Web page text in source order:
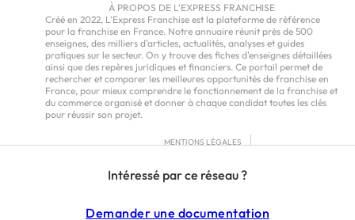
Intéressé par ce réseau ?
Demander une documentation
À PROPOS DE L'EXPRESS FRANCHISE
Créé en 2022, L'Express Franchise est la plateforme de référence
pour la franchise en France. Notre annuaire réunit près de 500
enseignes, des milliers d'articles, actualités, analyses et guides
pratiques sur le secteur. On y trouve des fiches d'enseignes détaillées
ainsi que des repères juridiques et financiers. Ce portail permet de
rechercher et comparer les meilleures opportunités de franchise en
France, pour mieux comprendre le fonctionnement de la franchise et
du commerce organisé et donner à chaque candidat toutes les clés
pour réussir son projet.
MENTIONS LÉGALES
CGU